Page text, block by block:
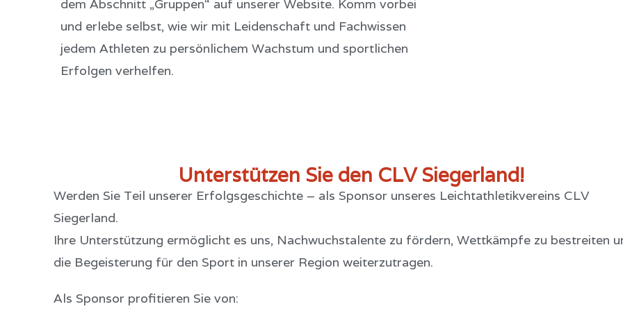
dem Abschnitt „Gruppen“ auf unserer Website. Komm vorbei
und erlebe selbst, wie wir mit Leidenschaft und Fachwissen
jedem Athleten zu persönlichem Wachstum und sportlichen
Erfolgen verhelfen.
Unterstützen Sie den CLV Siegerland!
Werden Sie Teil unserer Erfolgsgeschichte – als Sponsor unseres Leichtathletikvereins CLV
Siegerland.
Ihre Unterstützung ermöglicht es uns, Nachwuchstalente zu fördern, Wettkämpfe zu bestreiten
die Begeisterung für den Sport in unserer Region weiterzutragen.
Als Sponsor profitieren Sie von: